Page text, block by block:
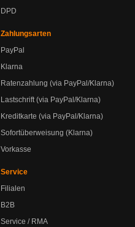
DPD
Zahlungsarten
PayPal
Klarna
Ratenzahlung (via PayPal/Klarna)
Lastschrift (via PayPal/Klarna)
Kreditkarte (via PayPal/Klarna)
Sofortüberweisung (Klarna)
Vorkasse
Service
Filialen
B2B
Service / RMA